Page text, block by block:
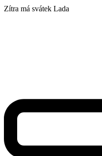
Zítra má svátek Lada